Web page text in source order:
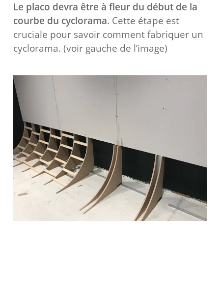
Le placo devra être à fleur du début de la
courbe du cyclorama. Cette étape est
cruciale pour savoir comment fabriquer un
cyclorama. (voir gauche de l’image)